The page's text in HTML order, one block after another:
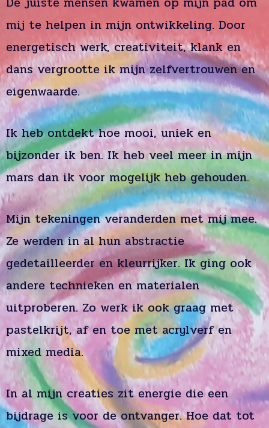
mij te helpen in mijn ontwikkeling. Door
energetisch werk, creativiteit, klank en
dans vergrootte ik mijn zelfvertrouwen en
eigenwaarde.
Ik heb ontdekt hoe mooi, uniek en
bijzonder ik ben. Ik heb veel meer in mijn
mars dan ik voor mogelijk heb gehouden.
Mijn tekeningen veranderden met mij mee.
Ze werden in al hun abstractie
gedetailleerder en kleurrijker. Ik ging ook
andere technieken en materialen
uitproberen. Zo werk ik ook graag met
pastelkrijt, af en toe met acrylverf en
mixed media.
In al mijn creaties zit energie die een
bijdrage is voor de ontvanger. Hoe dat tot